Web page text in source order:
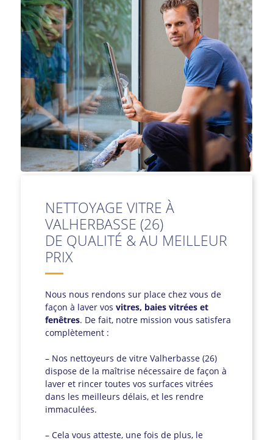
NETTOYAGE VITRE À
VALHERBASSE (26)
DE QUALITÉ & AU MEILLEUR
PRIX
Nous nous rendons sur place chez vous de
façon à laver vos vitres, baies vitrées et
fenêtres. De fait, notre mission vous satisfera
complètement :
– Nos nettoyeurs de vitre Valherbasse (26)
dispose de la maîtrise nécessaire de façon à
laver et rincer toutes vos surfaces vitrées
dans les meilleurs délais, et les rendre
immaculées.
– Cela vous atteste, une fois de plus, le